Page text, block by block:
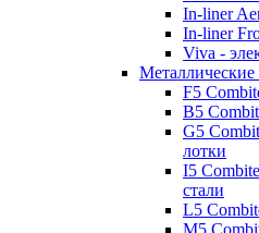
In-liner
In-liner
Viva -
F5
B5
G5
лотки
I5
стали
L5
M5